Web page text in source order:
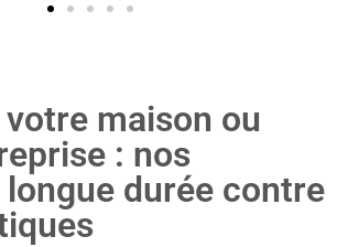
maison ou
: nos
durée contre